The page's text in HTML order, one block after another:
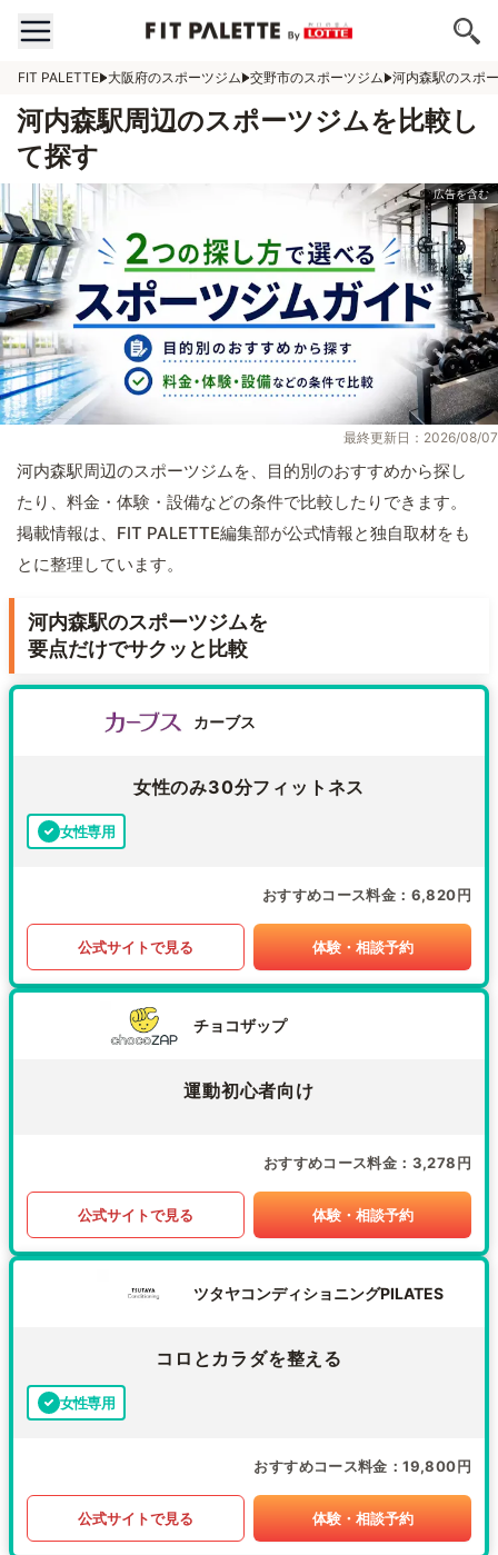
FIT PALETTE 大阪府のスポーツジム 交野市のスポーツジム 河内森駅のスポ
河内森駅周辺のスポーツジムを比較し
て探す
最終更新日：2026/08/07
河内森駅周辺のスポーツジムを、目的別のおすすめから探し
たり、料金・体験・設備などの条件で比較したりできます。
掲載情報は、FIT PALETTE編集部が公式情報と独自取材をも
とに整理しています。
河内森駅のスポーツジムを
要点だけでサクッと比較
カーブス
女性のみ30分フィットネス
女性専用
おすすめコース料金 6,820円
公式サイトで見る 体験・相談予約
チョコザップ
運動初心者向け
おすすめコース料金 3,278円
公式サイトで見る 体験・相談予約
ツタヤコンディショニングPILATES
コロとカラダを整える
女性専用
おすすめコース料金 19,800円
公式サイトで見る 体験・相談予約